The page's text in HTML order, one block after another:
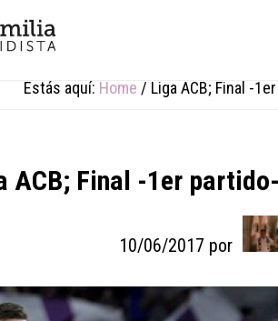
Estás aquí: Home / Liga ACB; Final -
ACB; Final -1er
10/06/2017 por